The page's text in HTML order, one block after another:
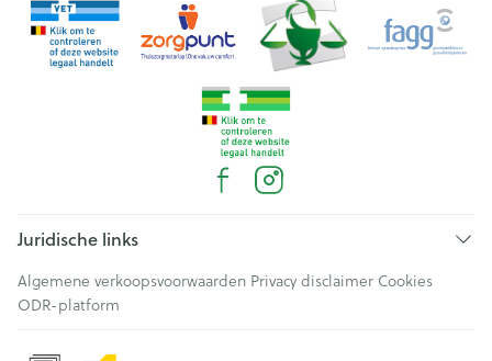
Juridische links
Algemene verkoopsvoorwaarden Privacy disclaimer Cookies
ODR-platform